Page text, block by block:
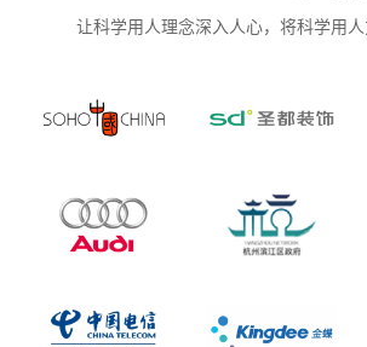
让科学用人理念深入人心，将科学用